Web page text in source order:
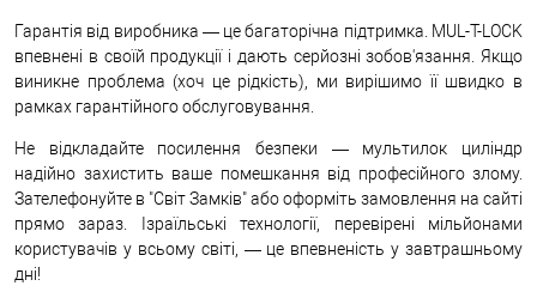
Гарантія від виробника — це багаторічна підтримка. MUL-T-LOCK
впевнені в своїй продукції і дають серйозні зобов'язання. Якщо
виникне проблема (хоч це рідкість), ми вирішимо її швидко в
рамках гарантійного обслуговування.
Не відкладайте посилення безпеки — мультилок циліндр
надійно захистить ваше помешкання від професійного злому.
Зателефонуйте в "Світ Замків" або оформіть замовлення на сайті
прямо зараз. Ізраїльські технології, перевірені мільйонами
користувачів у всьому світі, — це впевненість у завтрашньому
дні!